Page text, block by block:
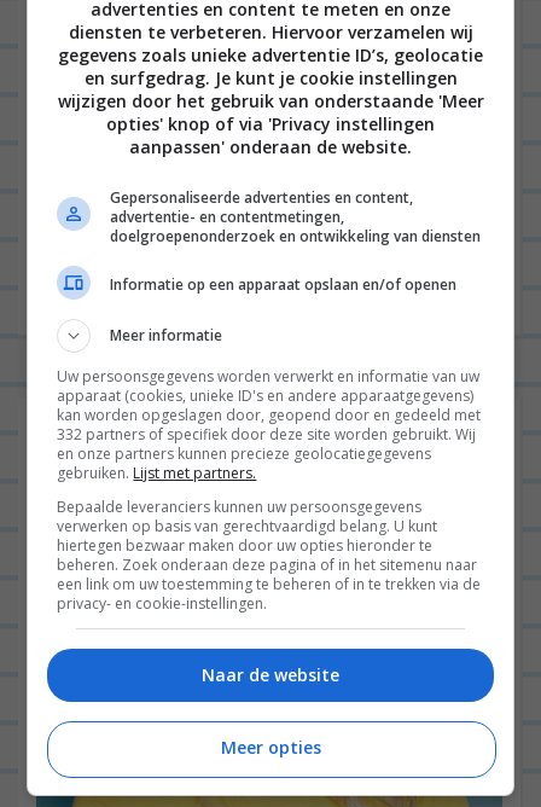
E-mail*
advertenties en content te meten en onze
diensten te verbeteren. Hiervoor verzamelen wij
gegevens zoals unieke advertentie ID’s, geolocatie
en surfgedrag. Je kunt je cookie instellingen
wijzigen door het gebruik van onderstaande 'Meer
opties' knop of via 'Privacy instellingen
aanpassen' onderaan de website.
Gepersonaliseerde advertenties en content,
advertentie- en contentmetingen,
doelgroepenonderzoek en ontwikkeling van diensten
Informatie op een apparaat opslaan en/of openen
Meer informatie
Uw persoonsgegevens worden verwerkt en informatie van uw
apparaat (cookies, unieke ID's en andere apparaatgegevens)
kan worden opgeslagen door, geopend door en gedeeld met
332 partners of specifiek door deze site worden gebruikt. Wij
en onze partners kunnen precieze geolocatiegegevens
gebruiken. Lijst met partners.
Bepaalde leveranciers kunnen uw persoonsgegevens
verwerken op basis van gerechtvaardigd belang. U kunt
hiertegen bezwaar maken door uw opties hieronder te
beheren. Zoek onderaan deze pagina of in het sitemenu naar
een link om uw toestemming te beheren of in te trekken via de
privacy- en cookie-instellingen.
Naar de website
Meer opties